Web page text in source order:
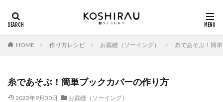
HOME 作り方レシピ お裁縫（ソーイング） 糸であそぶ！簡
糸であそぶ！簡単ブックカバーの作り方
2022年9月30日
お裁縫（ソーイング）